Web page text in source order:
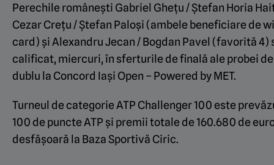
Perechile românești Gabriel Ghețu / Ștefan Horia
Cezar Crețu / Ștefan Paloși (ambele beneficiare de
card) și Alexandru Jecan / Bogdan Pavel (favorită 4)
calificat, miercuri, în sferturile de finală ale probei de
dublu la Concord Iași Open – Powered by MET.
Turneul de categorie ATP Challenger 100 este
100 de puncte ATP și premii totale de 160.680 de
desfășoară la Baza Sportivă Ciric.